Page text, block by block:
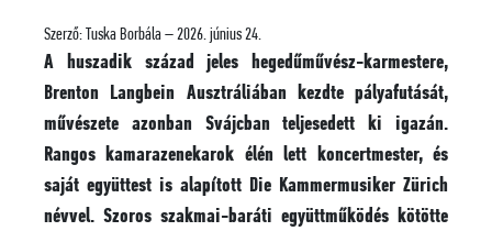
Szerző: Tuska Borbála– 2026. június 24.
A huszadik század jeles hegedűművész-karmestere,
Brenton Langbein Ausztráliában kezdte pályafutását,
művészete azonban Svájcban teljesedett ki igazán.
Rangos kamarazenekarok élén lett koncertmester, és
saját együttest is alapított Die Kammermusiker Zürich
névvel. Szoros szakmai-baráti együttműködés kötötte